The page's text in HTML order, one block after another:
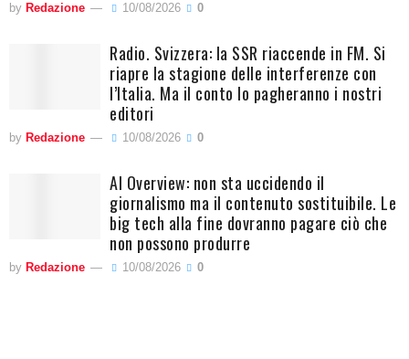
by Redazione 10/08/2026 0
Radio. Svizzera: la SSR riaccende in FM. Si
riapre la stagione delle interferenze con
l’Italia. Ma il conto lo pagheranno i nostri
editori
by Redazione 10/08/2026 0
AI Overview: non sta uccidendo il
giornalismo ma il contenuto sostituibile. Le
big tech alla fine dovranno pagare ciò che
non possono produrre
by Redazione 10/08/2026 0